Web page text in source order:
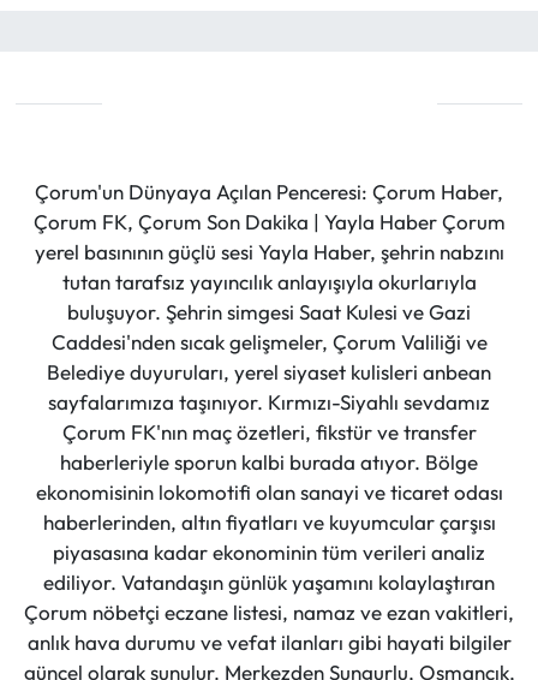
Çorum'un Dünyaya Açılan Penceresi: Çorum Haber,
Çorum FK, Çorum Son Dakika | Yayla Haber Çorum
yerel basınının güçlü sesi Yayla Haber, şehrin nabzını
tutan tarafsız yayıncılık anlayışıyla okurlarıyla
buluşuyor. Şehrin simgesi Saat Kulesi ve Gazi
Caddesi'nden sıcak gelişmeler, Çorum Valiliği ve
Belediye duyuruları, yerel siyaset kulisleri anbean
sayfalarımıza taşınıyor. Kırmızı-Siyahlı sevdamız
Çorum FK'nın maç özetleri, fikstür ve transfer
haberleriyle sporun kalbi burada atıyor. Bölge
ekonomisinin lokomotifi olan sanayi ve ticaret odası
haberlerinden, altın fiyatları ve kuyumcular çarşısı
piyasasına kadar ekonominin tüm verileri analiz
ediliyor. Vatandaşın günlük yaşamını kolaylaştıran
Çorum nöbetçi eczane listesi, namaz ve ezan vakitleri,
anlık hava durumu ve vefat ilanları gibi hayati bilgiler
güncel olarak sunulur. Merkezden Sungurlu, Osmancık,